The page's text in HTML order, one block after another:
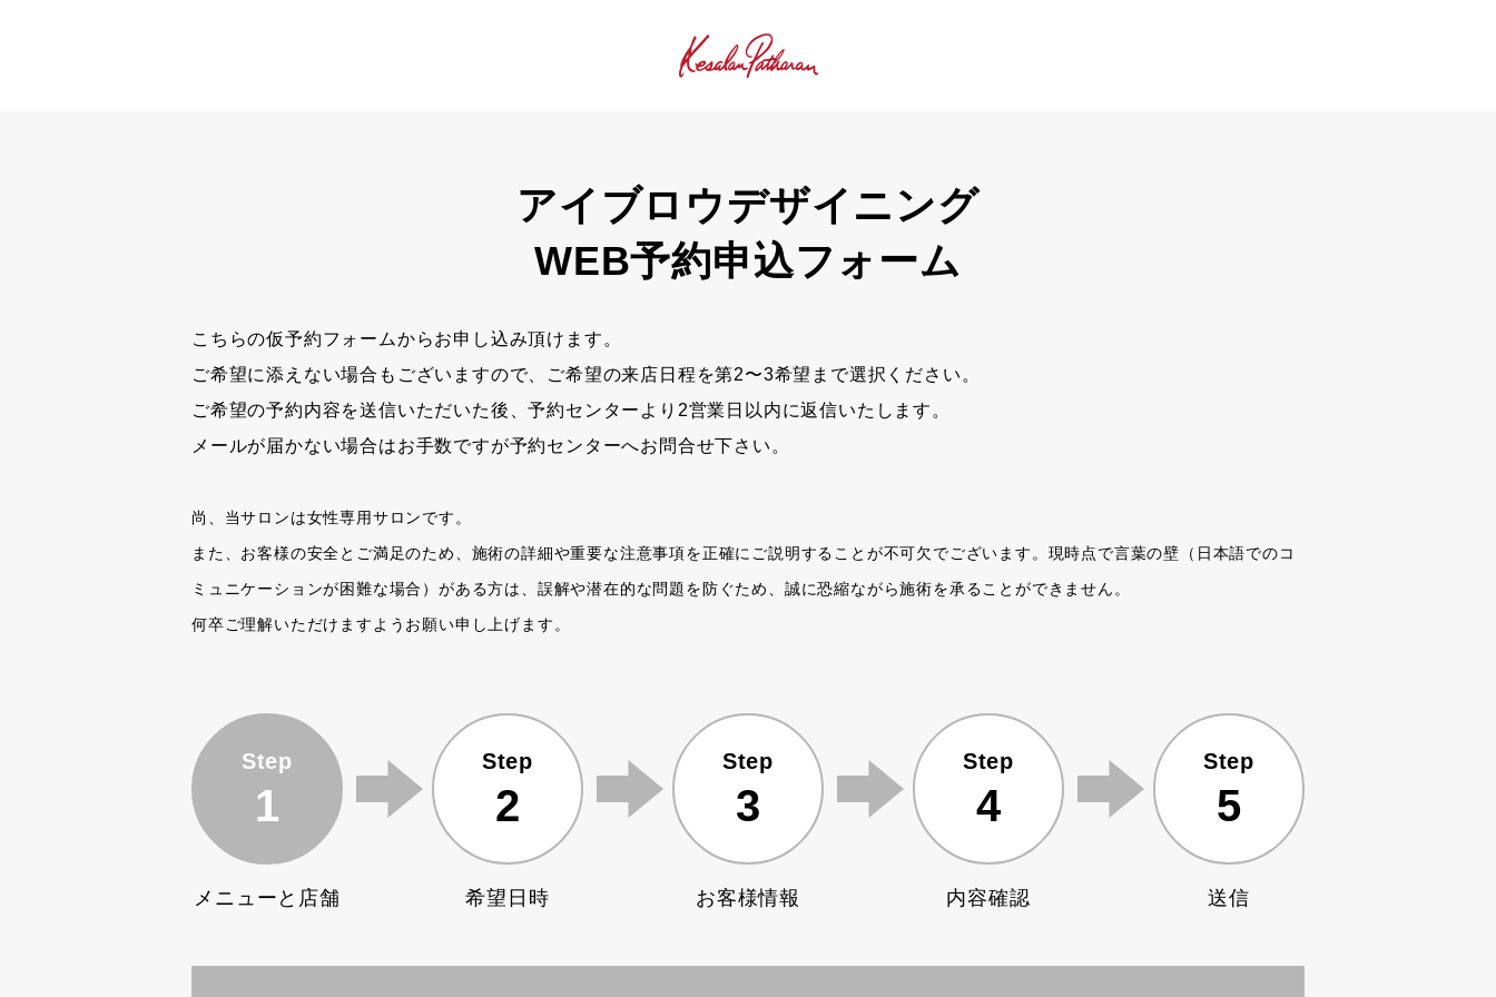
アイブロウデザイニング
WEB予約申込フォーム
こちらの仮予約フォームからお申し込み頂けます。
ご希望に添えない場合もございますので、ご希望の来店日程を第2〜3希望まで選択ください。
ご希望の予約内容を送信いただいた後、予約センターより2営業日以内に返信いたします。
メールが届かない場合はお手数ですが予約センターへお問合せ下さい。
尚、当サロンは女性専用サロンです。
また、お客様の安全とご満足のため、施術の詳細や重要な注意事項を正確にご説明することが不可欠でございます。現時点で言葉の壁（日本語でのコ
ミュニケーションが困難な場合）がある方は、誤解や潜在的な問題を防ぐため、誠に恐縮ながら施術を承ることができません。
何卒ご理解いただけますようお願い申し上げます。
Step
1
メニューと店舗
Step
2
希望日時
Step
3
お客様情報
Step
4
内容確認
Step
5
送信